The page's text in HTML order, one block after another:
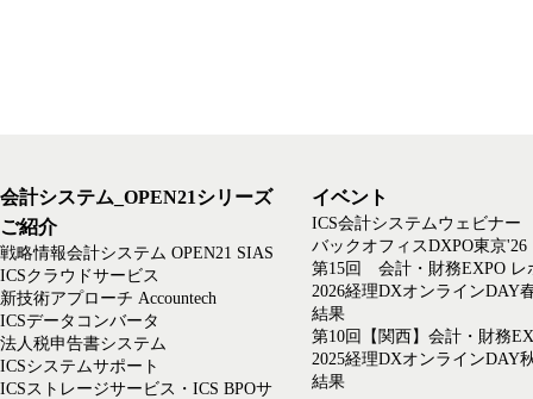
会計システム_OPEN21シリーズ
ご紹介
戦略情報会計システム OPEN21 SIAS
ICSクラウドサービス
新技術アプローチ Accountech
ICSデータコンバータ
法人税申告書システム
ICSシステムサポート
ICSストレージサービス・ICS BPOサ
イベント
ICS会計システムウェビナー
バックオフィスDXPO東京'26
第15回 会計・財務EXPO レ
2026経理DXオンラインDAY
結果
第10回【関西】会計・財務
2025経理DXオンラインDAY
結果